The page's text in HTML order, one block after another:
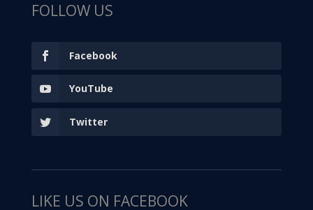
FOLLOW US
Facebook
YouTube
Twitter
LIKE US ON FACEBOOK